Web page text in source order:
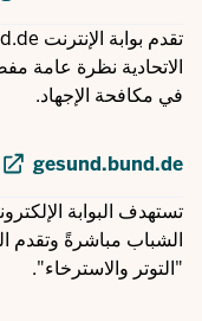
الاتحادية نظرة عامة
في مكافحة الإجهاد.
gesund.bund.de
الشباب مباشرةً وتقدم
"التوتر والاسترخاء".